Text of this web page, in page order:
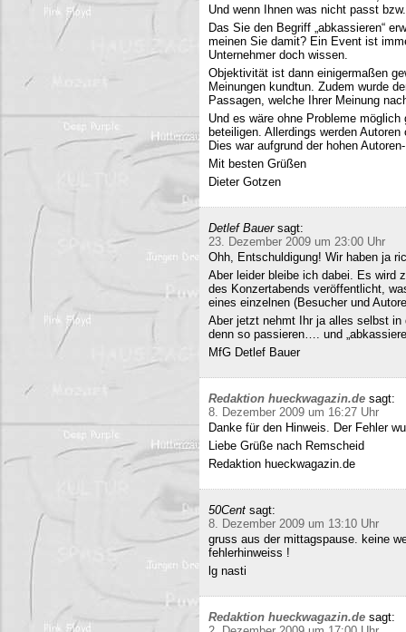
Und wenn Ihnen was nicht passt
Das Sie den Begriff „abkassieren“
meinen Sie damit? Ein Event ist
Unternehmer doch wissen.
Objektivität ist dann einigermaßen
Meinungen kundtun. Zudem wurde
Passagen, welche Ihrer Meinung
Und es wäre ohne Probleme
beteiligen. Allerdings werden
Dies war aufgrund der hohen
Mit besten Grüßen
Dieter Gotzen
Detlef Bauer sagt:
23. Dezember 2009 um 23:00 Uhr
Ohh, Entschuldigung! Wir haben ja
Aber leider bleibe ich dabei. Es wird
des Konzertabends veröffentlicht,
eines einzelnen (Besucher und
Aber jetzt nehmt Ihr ja alles selbst
denn so passieren…. und
MfG Detlef Bauer
Redaktion hueckwagazin.de sagt:
8. Dezember 2009 um 16:27 Uhr
Danke für den Hinweis. Der Fehler
Liebe Grüße nach Remscheid
Redaktion hueckwagazin.de
50Cent sagt:
8. Dezember 2009 um 13:10 Uhr
gruss aus der mittagspause. keine
fehlerhinweiss !
lg nasti
Redaktion hueckwagazin.de sagt: